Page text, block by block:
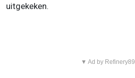
uitgekeken.
▼ Ad by Refinery89